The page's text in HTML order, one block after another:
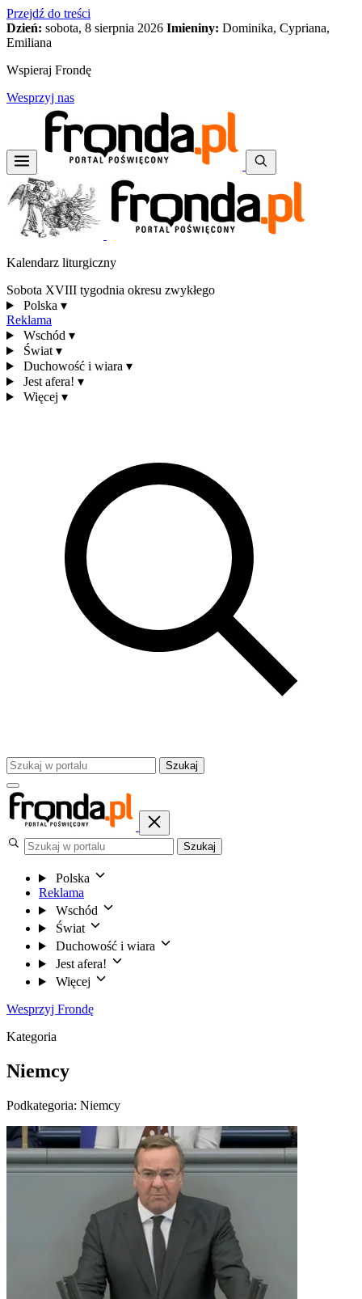
Przejdź do treści
Dzień: sobota, 8 sierpnia 2026 Imieniny: Dominika, Cypriana,
Emiliana
Wspieraj Frondę
Wesprzyj nas
Kalendarz liturgiczny
Sobota XVIII tygodnia okresu zwykłego
Polska ▾
Reklama
Wschód ▾
Świat ▾
Duchowość i wiara ▾
Jest afera! ▾
Więcej ▾
Szukaj
Szukaj
Polska
Reklama
Wschód
Świat
Duchowość i wiara
Jest afera!
Więcej
Wesprzyj Frondę
Kategoria
Niemcy
Podkategoria: Niemcy